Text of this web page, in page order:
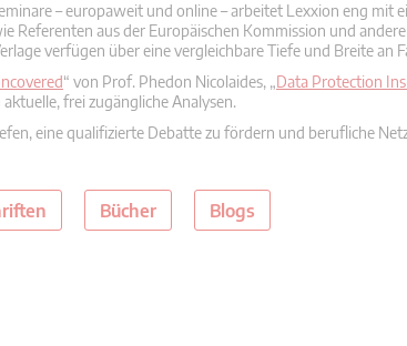
– europaweit und online – arbeitet Lexxion eng
Referenten aus der Europäischen Kommission und
verfügen über eine vergleichbare Tiefe und Breite an
“ von Prof. Phedon Nicolaides, „Data Protection
frei zugängliche Analysen.
eine qualifizierte Debatte zu fördern und berufliche
Bücher Blogs